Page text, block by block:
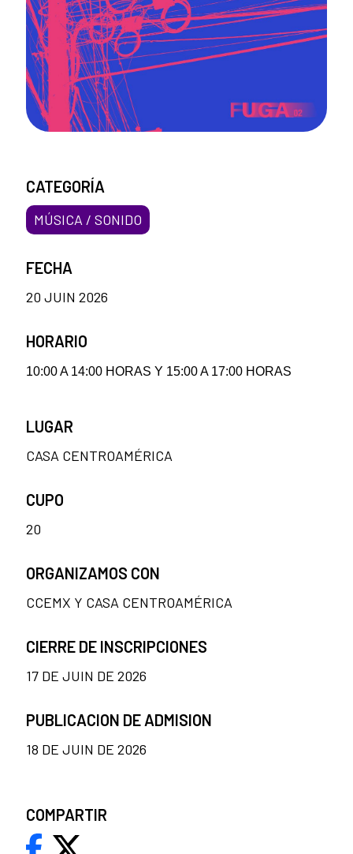
CATEGORÍA
MÚSICA / SONIDO
FECHA
20 JUIN 2026
HORARIO
10:00 A 14:00 HORAS Y 15:00 A 17:00 HORAS
LUGAR
CASA CENTROAMÉRICA
CUPO
20
ORGANIZAMOS CON
CCEMX Y CASA CENTROAMÉRICA
CIERRE DE INSCRIPCIONES
17 DE JUIN DE 2026
PUBLICACION DE ADMISION
18 DE JUIN DE 2026
COMPARTIR